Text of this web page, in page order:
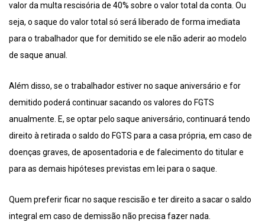
valor da multa rescisória de 40% sobre o valor total da conta. Ou
seja, o saque do valor total só será liberado de forma imediata
para o trabalhador que for demitido se ele não aderir ao modelo
de saque anual.
Além disso, se o trabalhador estiver no saque aniversário e for
demitido poderá continuar sacando os valores do FGTS
anualmente. E, se optar pelo saque aniversário, continuará tendo
direito à retirada o saldo do FGTS para a casa própria, em caso de
doenças graves, de aposentadoria e de falecimento do titular e
para as demais hipóteses previstas em lei para o saque.
Quem preferir ficar no saque rescisão e ter direito a sacar o saldo
integral em caso de demissão não precisa fazer nada.